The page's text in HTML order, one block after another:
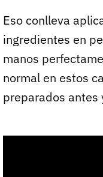
Eso conlleva
ingredientes en
manos
normal en estos
preparados antes